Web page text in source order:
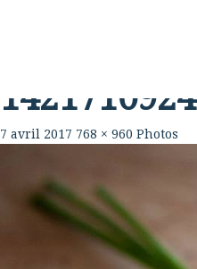
1421710924
7 avril 2017 768 × 960 Photos